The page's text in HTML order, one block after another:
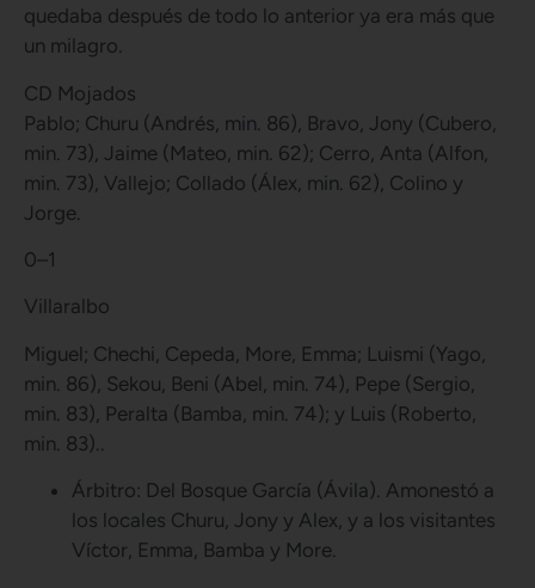
quedaba después de todo lo anterior ya era más que
un milagro.
CD Mojados
Pablo; Churu (Andrés, min. 86), Bravo, Jony (Cubero,
min. 73), Jaime (Mateo, min. 62); Cerro, Anta (Alfon,
min. 73), Vallejo; Collado (Álex, min. 62), Colino y
Jorge.
0 1
Villaralbo
Miguel; Chechi, Cepeda, More, Emma; Luismi (Yago,
min. 86), Sekou, Beni (Abel, min. 74), Pepe (Sergio,
min. 83), Peralta (Bamba, min. 74); y Luis (Roberto,
min. 83)..
Árbitro: Del Bosque García (Ávila). Amonestó a
los locales Churu, Jony y Alex, y a los visitantes
Víctor, Emma, Bamba y More.